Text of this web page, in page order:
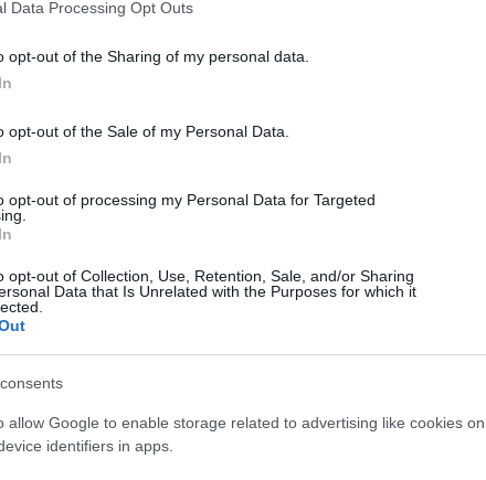
Data Processing Opt Outs
opt-out of the Sharing of my personal data.
opt-out of the Sale of my Personal Data.
opt-out of processing my Personal Data for Targeted
opt-out of Collection, Use, Retention, Sale, and/or Sharing
Data that Is Unrelated with the Purposes for which it
allow Google to enable storage related to advertising like cookies on
identifiers in apps.
hogyan működhetett az ősi naptár
gyűjtögető életmódú emberek alkothatták a
mint az eddig legrégebbinek tartott,
a holdhónapokon kívül a téli
az emberiség egyik legősibb rejtélyéret, azaz a
- ismertette a BBC az Internet Archeology című